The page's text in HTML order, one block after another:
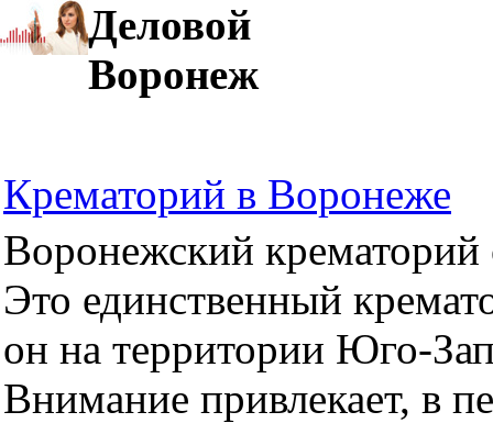
Деловой
Воронеж
Крематорий в Воронеже
Воронежский крематорий
Это единственный
он на территории Юго-
Внимание привлекает, в